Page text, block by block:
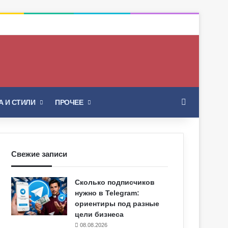
И СТИЛИ ПРОЧЕЕ
Свежие записи
Сколько подписчиков
нужно в Telegram:
ориентиры под разные
цели бизнеса
08.08.2026